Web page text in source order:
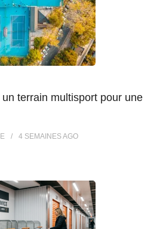
terrain multisport pour une
4 SEMAINESAGO